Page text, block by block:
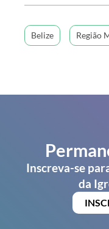
Belize Região
Inscreva-se
da